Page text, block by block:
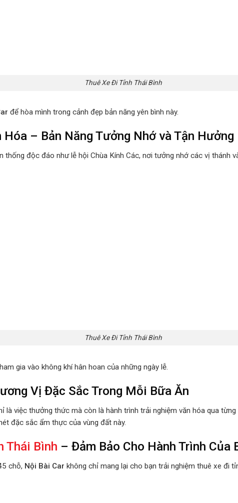
Thuê Xe Đi Tỉnh Thái Bình
để hòa mình trong cảnh đẹp bản năng yên bình này.
– Bản Năng Tưởng Nhớ và Tận Hưởng
thống độc đáo như lễ hội Chùa Kính Các, nơi tưởng nhớ các vị thánh
Thuê Xe Đi Tỉnh Thái Bình
gia vào không khí hân hoan của những ngày lễ.
Vị Đặc Sắc Trong Mỗi Bữa Ăn
là việc thưởng thức mà còn là hành trình trải nghiệm văn hóa qua
đặc sắc ẩm thực của vùng đất này.
Thái Bình – Đảm Bảo Cho Hành Trình Của
chỗ, Nội Bài Car không chỉ mang lại cho bạn trải nghiệm thuê xe đi